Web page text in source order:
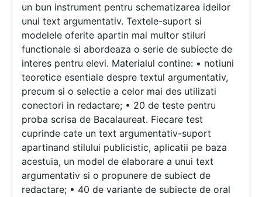
un bun instrument pentru schematizarea ideilor
unui text argumentativ. Textele-suport si
modelele oferite apartin mai multor stiluri
functionale si abordeaza o serie de subiecte de
interes pentru elevi. Materialul contine: • notiuni
teoretice esentiale despre textul argumentativ,
precum si o selectie a celor mai des utilizati
conectori in redactare; • 20 de teste pentru
proba scrisa de Bacalaureat. Fiecare test
cuprinde cate un text argumentativ-suport
apartinand stilului publicistic, aplicatii pe baza
acestuia, un model de elaborare a unui text
argumentativ si o propunere de subiect de
redactare; • 40 de variante de subiecte de oral